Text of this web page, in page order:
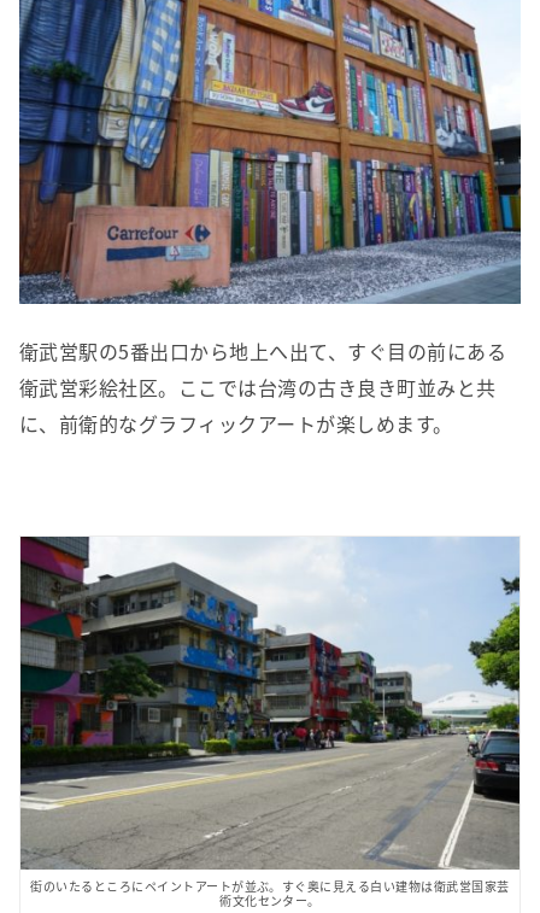
衛武営駅の5番出口から地上へ出て、すぐ目の前にある
衛武営彩絵社区。ここでは台湾の古き良き町並みと共
に、前衛的なグラフィックアートが楽しめます。
街のいたるところにペイントアートが並ぶ。すぐ奥に見える白い建物は衛武営国家芸
術文化センター。